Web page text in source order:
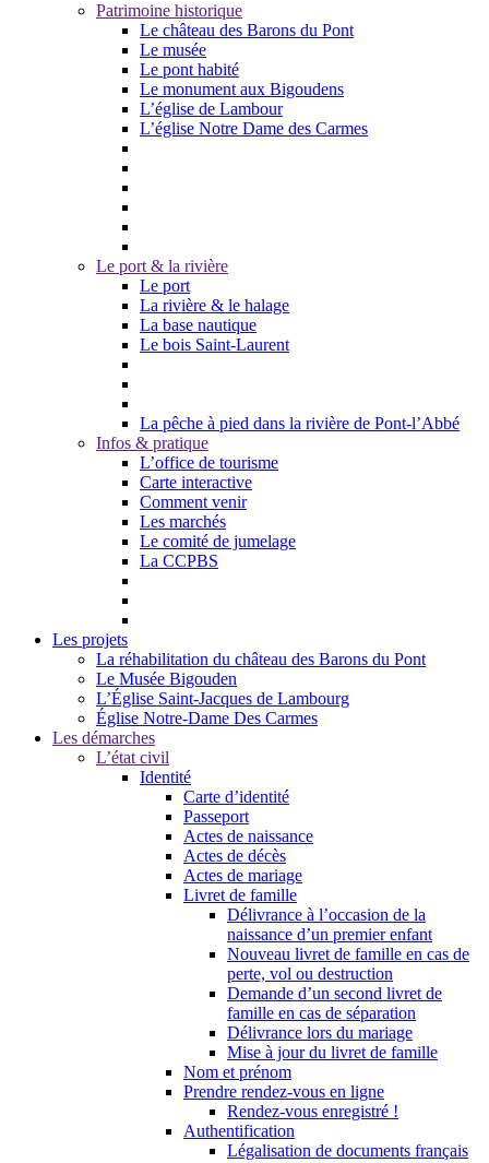
Patrimoine historique
Le château des Barons du Pont
Le musée
Le pont habité
Le monument aux Bigoudens
L’église de Lambour
L’église Notre Dame des Carmes
Le port & la rivière
Le port
La rivière & le halage
La base nautique
Le bois Saint-Laurent
La pêche à pied dans la rivière de Pont-l’Abbé
Infos & pratique
L’office de tourisme
Carte interactive
Comment venir
Les marchés
Le comité de jumelage
La CCPBS
Les projets
La réhabilitation du château des Barons du Pont
Le Musée Bigouden
L’Église Saint-Jacques de Lambourg
Église Notre-Dame Des Carmes
Les démarches
L’état civil
Identité
Carte d’identité
Passeport
Actes de naissance
Actes de décès
Actes de mariage
Livret de famille
Délivrance à l’occasion de la
naissance d’un premier enfant
Nouveau livret de famille en cas de
perte, vol ou destruction
Demande d’un second livret de
famille en cas de séparation
Délivrance lors du mariage
Mise à jour du livret de famille
Nom et prénom
Prendre rendez-vous en ligne
Rendez-vous enregistré !
Authentification
Légalisation de documents français